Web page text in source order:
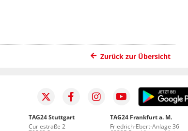
Zurück zur Übersicht
TAG24 Stuttgart
Curiestraße 2
TAG24 Frankfurt a. M.
Friedrich-Ebert-Anlage 36